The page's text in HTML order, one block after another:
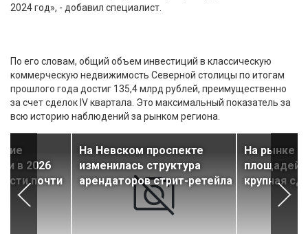
2024 год», - добавил специалист.
По его словам, общий объем инвестиций в классическую
коммерческую недвижимость Северной столицы по итогам
прошлого года достиг 135,4 млрд рублей, преимущественно
за счет сделок IV квартала. Это максимальный показатель за
всю историю наблюдений за рынком региона.
в 2026
почти
На Невском проспекте
изменилась структура
арендаторов стрит-ретейла
На рынке
площадей
крупная